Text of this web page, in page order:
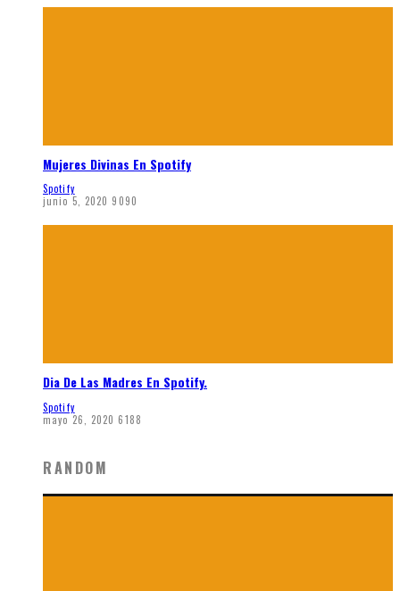
Mujeres Divinas En Spotify
Spotify
junio 5, 2020 9090
Dia De Las Madres En Spotify.
Spotify
mayo 26, 2020 6188
RANDOM